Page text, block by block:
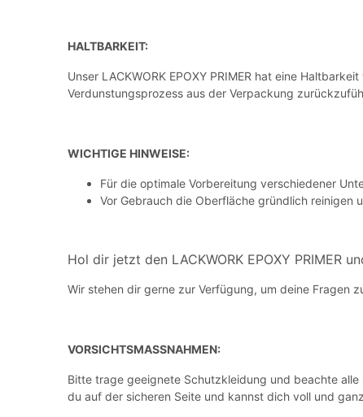
HALTBARKEIT:
Unser LACKWORK EPOXY PRIMER hat eine
Verdunstungsprozess aus der Verpackung
WICHTIGE HINWEISE:
Für die optimale Vorbereitung verschiedener
Vor Gebrauch die Oberfläche gründlich reinigen
Hol dir jetzt den LACKWORK EPOXY PRIMER
Wir stehen dir gerne zur Verfügung, um deine Fragen
VORSICHTSMASSNAHMEN:
Bitte trage geeignete Schutzkleidung und beachte
du auf der sicheren Seite und kannst dich voll und